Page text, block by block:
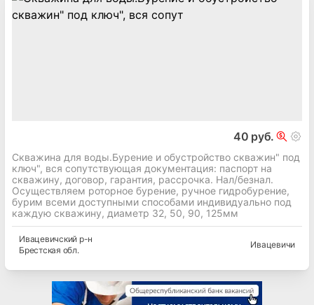
40 руб.
Скважина для воды.Бурение и обустройство скважин" под
ключ", вся сопутствующая документация: паспорт на
скважину, договор, гарантия, рассрочка. Нал/безнал.
Осуществляем роторное бурение, ручное гидробурение,
бурим всеми доступными способами индивидуально под
каждую скважину, диаметр 32, 50, 90, 125мм
Ивацевичский р-н
Брестская обл.
Ивацевичи